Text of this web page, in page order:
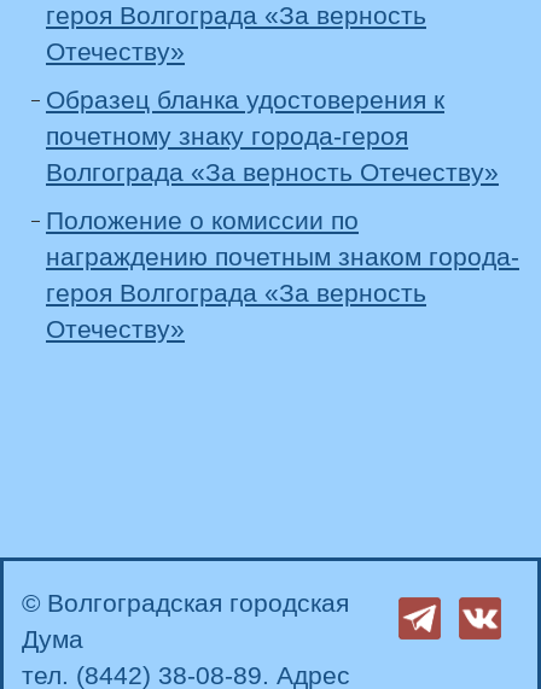
героя Волгограда «За верность
Отечеству»
Образец бланка удостоверения к
почетному знаку города-героя
Волгограда «За верность Отечеству»
Положение о комиссии по
награждению почетным знаком города-
героя Волгограда «За верность
Отечеству»
© Волгоградская городская
Дума
тел. (8442) 38-08-89. Адрес